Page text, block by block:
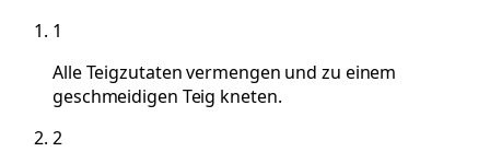
1
Alle Teigzutaten vermengen und zu einem
geschmeidigen Teig kneten.
2